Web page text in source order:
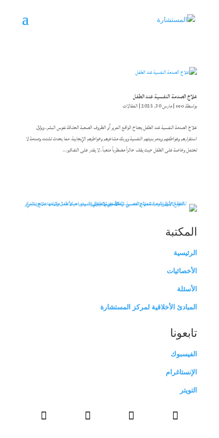
علاج الصدمة النفسية عند الطفل
بواسطةseo
|مارس 30, 2025 |المقالات
علاج الصدمة النفسية عند الطفل يجتاح الواقع المرير أو الظروف الصعبة الحلكة نفوس البشر، ويزلزل
استقرارهم وعواطفهم ويدمر بنيتهم النفسية ويربك مشاعرهم وخواطرهم الإيجابية. مما يحدث تشتت وصدمة لا
تحتمل وخاصة على الطفل حيث يقف حائراً مضطرباً متعباً، لا يقدر على التفكير...
المكتبة
الرئيسية
الأخصائيات
الأسئلة
المبادئ الأخلاقية لمركز المستشارة
تابعونا
الفيسبوك
الإنستاغرام
التويتر
   